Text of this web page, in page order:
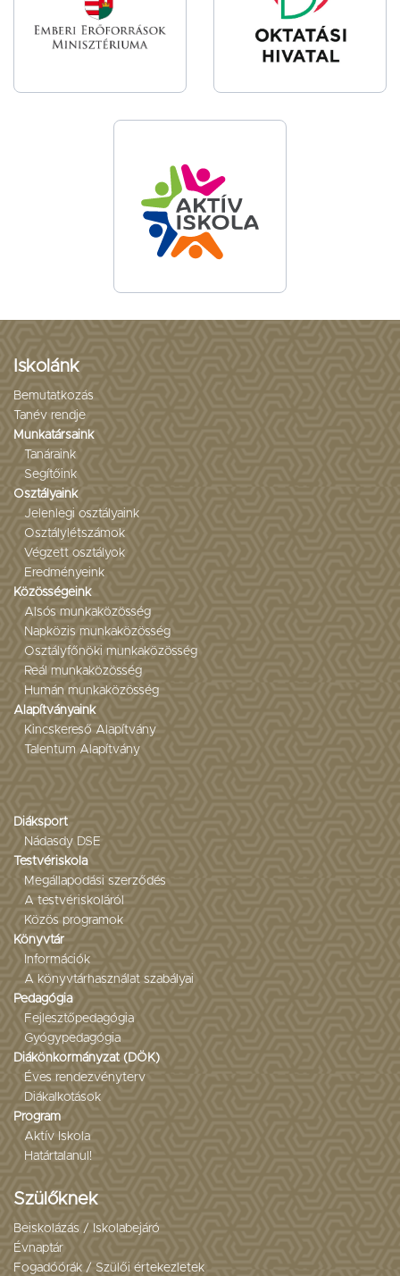
Iskolánk
Bemutatkozás
Tanév rendje
Munkatársaink
Tanáraink
Segítőink
Osztályaink
Jelenlegi osztályaink
Osztálylétszámok
Végzett osztályok
Eredményeink
Közösségeink
Alsós munkaközösség
Napközis munkaközösség
Osztályfőnöki munkaközösség
Reál munkaközösség
Humán munkaközösség
Alapítványaink
Kincskereső Alapítvány
Talentum Alapítvány
Diáksport
Nádasdy DSE
Testvériskola
Megállapodási szerződés
A testvériskoláról
Közös programok
Könyvtár
Információk
A könyvtárhasználat szabályai
Pedagógia
Fejlesztőpedagógia
Gyógypedagógia
Diákönkormányzat (DÖK)
Éves rendezvényterv
Diákalkotások
Program
Aktív Iskola
Határtalanul!
Szülőknek
Beiskolázás / Iskolabejáró
Évnaptár
Fogadóórák / Szülői értekezletek